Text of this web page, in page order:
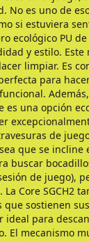
No es uno de
si estuviera
ecológico PU
y estilo.
limpiar. Es
para
una opción
de
que se incline
buscar
de juego),
Core SGCH2
que sostienen
ideal para
El mecanismo